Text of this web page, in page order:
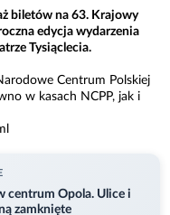
biletów na 63. Krajowy
edycja wydarzenia
Tysiąclecia.
Centrum Polskiej
w kasach NCPP, jak i
centrum Opola. Ulice i
zamknięte